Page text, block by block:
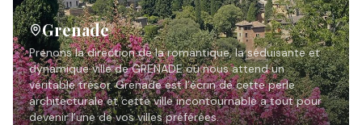
Grenade
Prenons la direction de la romantique, la séduisante et
dynamique ville de GRENADE où nous attend un
véritable trésor. Grenade est l’écrin de cette perle
architecturale et cette ville incontournable a tout pour
devenir l’une de vos villes préférées.